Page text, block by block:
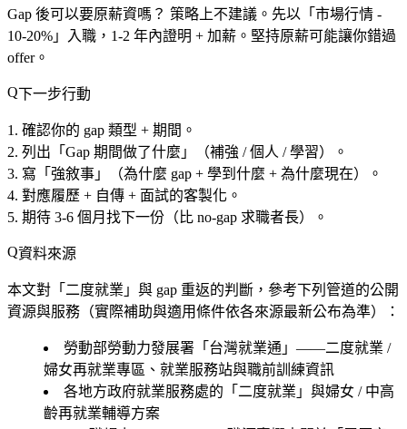
Gap 後可以要原薪資嗎？ 策略上不建議。先以「市場行情 -
10-20%」入職，1-2 年內證明 + 加薪。堅持原薪可能讓你錯過
offer。
下一步行動
確認你的 gap 類型 + 期間。
列出「Gap 期間做了什麼」（補強 / 個人 / 學習）。
寫「強敘事」（為什麼 gap + 學到什麼 + 為什麼現在）。
對應履歷 + 自傳 + 面試的客製化。
期待 3-6 個月找下一份（比 no-gap 求職者長）。
資料來源
本文對「二度就業」與 gap 重返的判斷，參考下列管道的公開
資源與服務（實際補助與適用條件依各來源最新公布為準）：
勞動部勞動力發展署「台灣就業通」——二度就業 /
婦女再就業專區、就業服務站與職前訓練資訊
各地方政府就業服務處的「二度就業」與婦女 / 中高
齡再就業輔導方案